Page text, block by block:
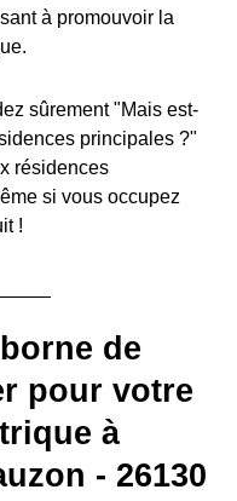
à promouvoir la
sûrement "Mais est-
principales ?"
résidences
si vous occupez
!
de
pour votre
à
- 26130